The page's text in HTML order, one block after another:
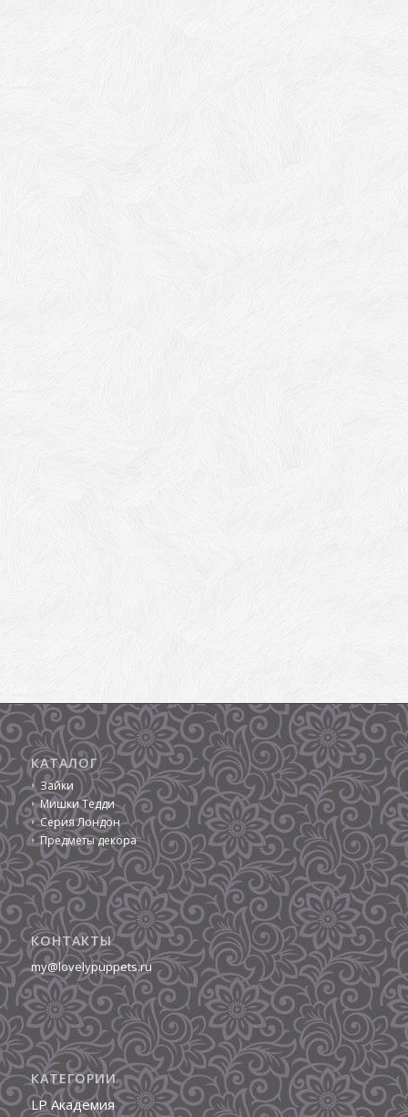
КАТАЛОГ
Зайки
Мишки Тедди
Серия Лондон
Предметы декора
КОНТАКТЫ
my@lovelypuppets.ru
КАТЕГОРИИ
LP Академия